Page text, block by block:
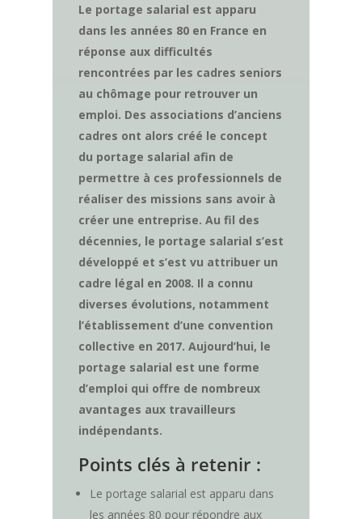
Le portage salarial est apparu
dans les années 80 en France en
réponse aux difficultés
rencontrées par les cadres seniors
au chômage pour retrouver un
emploi. Des associations d’anciens
cadres ont alors créé le concept
du portage salarial afin de
permettre à ces professionnels de
réaliser des missions sans avoir à
créer une entreprise. Au fil des
décennies, le portage salarial s’est
développé et s’est vu attribuer un
cadre légal en 2008. Il a connu
diverses évolutions, notamment
l’établissement d’une convention
collective en 2017. Aujourd’hui, le
portage salarial est une forme
d’emploi qui offre de nombreux
avantages aux travailleurs
indépendants.
Points clés à retenir :
Le portage salarial est apparu dans
les années 80 pour répondre aux